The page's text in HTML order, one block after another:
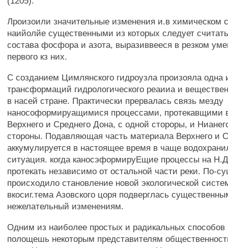
Лроизоили значительные изменения и.в химическом
наийолйе существенными из которых следует
состава фосфора и азота, выразиввееся в резком
первого кз них.
С созданием Цимлянского гидроузла произояла одна
трансформаций гидрологического реаииа и
в насей стране. Практически прервалась связь мезду
нанософормируащимися процессами, протекавщими
Верхнего и Среднего Дона, с одной стороры, и
стороны. Подавляющая часть материала Верхнего и
аккумулируется в настоящее время в чаще
ситуация. когда каносэформируЕщие процессы на
протекать независимо от остальной части реки. По-
происходило становление новой экологической
вкосиг.тема Азовского цоря подверглась
нежелательный изменениям.
Одним из наиболее простых и радикальных
полощешь некоторым представителям